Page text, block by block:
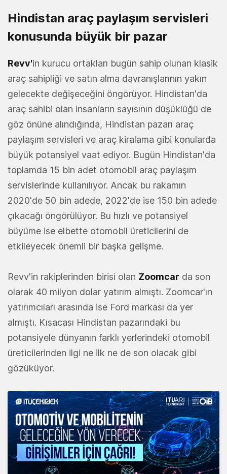
Hindistan araç paylaşım servisleri
konusunda büyük bir pazar
Revv'in kurucu ortakları bugün sahip olunan klasik
araç sahipliği ve satın alma davranışlarının yakın
gelecekte değişeceğini öngörüyor. Hindistan'da
araç sahibi olan insanların sayısının düşüklüğü de
göz önüne alındığında, Hindistan pazarı araç
paylaşım servisleri ve araç kiralama gibi konularda
büyük potansiyel vaat ediyor. Bugün Hindistan'da
toplamda 15 bin adet otomobil araç paylaşım
servislerinde kullanılıyor. Ancak bu rakamın
2020'de 50 bin adede, 2022'de ise 150 bin adede
çıkacağı öngörülüyor. Bu hızlı ve potansiyel
büyüme ise elbette otomobil üreticilerini de
etkileyecek önemli bir başka gelişme.
Revv'in rakiplerinden birisi olan Zoomcar da son
olarak 40 milyon dolar yatırım almıştı. Zoomcar'ın
yatırımcıları arasında ise Ford markası da yer
almıştı. Kısacası Hindistan pazarındaki bu
potansiyele dünyanın farklı yerlerindeki otomobil
üreticilerinden ilgi ne ilk ne de son olacak gibi
gözüküyor.